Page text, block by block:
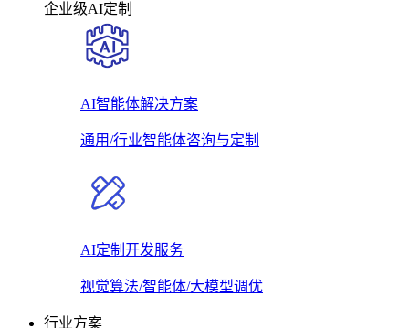
企业级AI定制
AI智能体解决方案
通用/行业智能体咨询与定制
AI定制开发服务
视觉算法/智能体/大模型调优
行业方案